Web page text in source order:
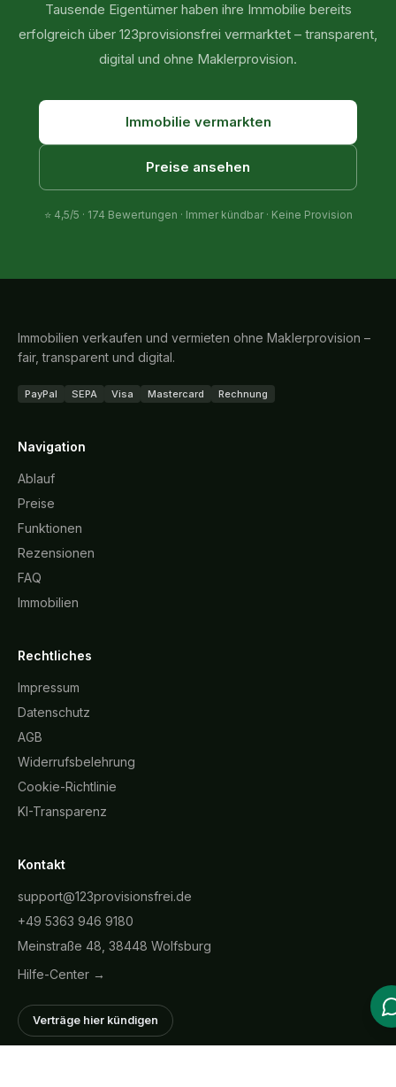
Tausende Eigentümer haben ihre Immobilie bereits
erfolgreich über 123provisionsfrei vermarktet – transparent,
digital und ohne Maklerprovision.
Immobilie vermarkten
Preise ansehen
⭐ 4,5/5 · 174 Bewertungen · Immer kündbar · Keine Provision
Immobilien verkaufen und vermieten ohne Maklerprovision –
fair, transparent und digital.
PayPal SEPA Visa Mastercard Rechnung
Navigation
Ablauf
Preise
Funktionen
Rezensionen
FAQ
Immobilien
Rechtliches
Impressum
Datenschutz
AGB
Widerrufsbelehrung
Cookie-Richtlinie
KI-Transparenz
Kontakt
support@123provisionsfrei.de
+49 5363 946 9180
Meinstraße 48, 38448 Wolfsburg
Hilfe-Center →
Verträge hier kündigen